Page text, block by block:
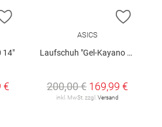
ZUR WUNSCHLISTE HINZUFÜGEN
14"
€
ZUR
ASICS
Laufschuh "Gel-Kayano 32 W"
200,00 € 169,99 €
inkl. MwSt. zzgl. Versand